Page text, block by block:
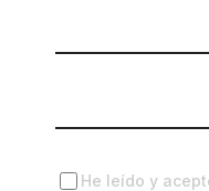
He leído y